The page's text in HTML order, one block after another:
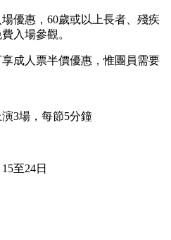
優惠，60歲或以上長者、殘疾
入場參觀。
成人票半價優惠，惟團員需要
3場，每節5分鐘
至24日